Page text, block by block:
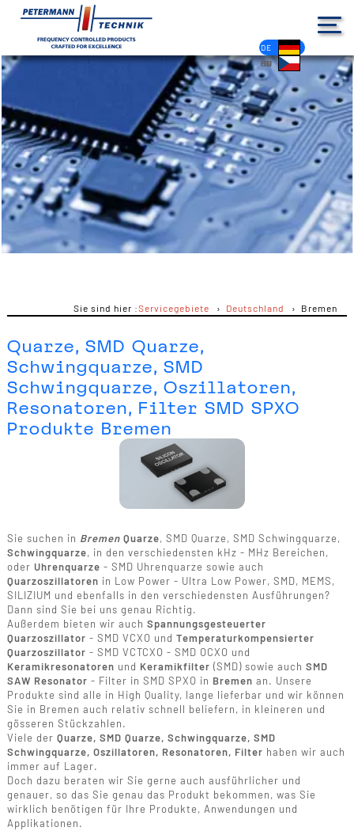
DE
EN
FR
ES
PL
IT
NL
HU
CS
Sie sind hier :Servicegebiete Deutschland Bremen
Quarze, SMD Quarze,
Schwingquarze, SMD
Schwingquarze, Oszillatoren,
Resonatoren, Filter SMD SPXO
Produkte Bremen
Sie suchen in Bremen Quarze, SMD Quarze, SMD Schwingquarze,
Schwingquarze, in den verschiedensten kHz - MHz Bereichen,
oder Uhrenquarze - SMD Uhrenquarze sowie auch
Quarzoszillatoren in Low Power - Ultra Low Power, SMD, MEMS,
SILIZIUM und ebenfalls in den verschiedensten Ausführungen?
Dann sind Sie bei uns genau Richtig.
Außerdem bieten wir auch Spannungsgesteuerter
Quarzoszillator - SMD VCXO und Temperaturkompensierter
Quarzoszillator - SMD VCTCXO - SMD OCXO und
Keramikresonatoren und Keramikfilter (SMD) sowie auch SMD
SAW Resonator - Filter in SMD SPXO in Bremen an. Unsere
Produkte sind alle in High Quality, lange lieferbar und wir können
Sie in Bremen auch relativ schnell beliefern, in kleineren und
gösseren Stückzahlen.
Viele der Quarze, SMD Quarze, Schwingquarze, SMD
Schwingquarze, Oszillatoren, Resonatoren, Filter haben wir auch
immer auf Lager.
Doch dazu beraten wir Sie gerne auch ausführlicher und
genauer, so das Sie genau das Produkt bekommen, was Sie
wirklich benötigen für Ihre Produkte, Anwendungen und
Applikationen.